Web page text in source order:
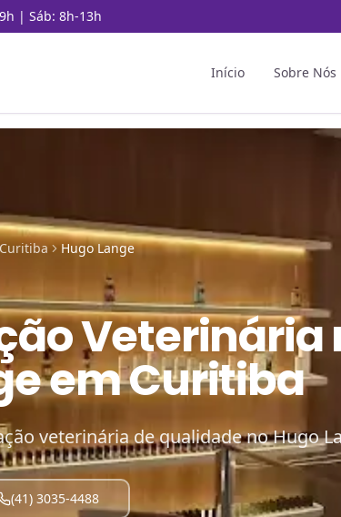
| Sáb: 8h-13h
Início Sobre Nós
Curitiba Hugo Lange
Veterinária
em Curitiba
veterinária de qualidade no Hugo
(41) 3035-4488